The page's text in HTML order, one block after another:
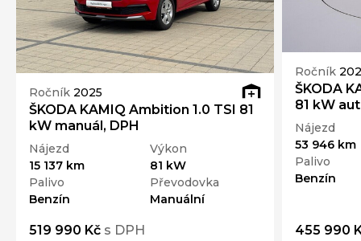
Ročník 2025
ŠKODA KAMIQ Ambition 1.0 TSI 81
kW manuál, DPH
Nájezd
15 137 km
Výkon
81 kW
Palivo
Benzín
Převodovka
Manuální
519 990 Kč s DPH
Ročník
ŠKODA
81 kW
Nájezd
53 946 km
Palivo
Benzín
455 990